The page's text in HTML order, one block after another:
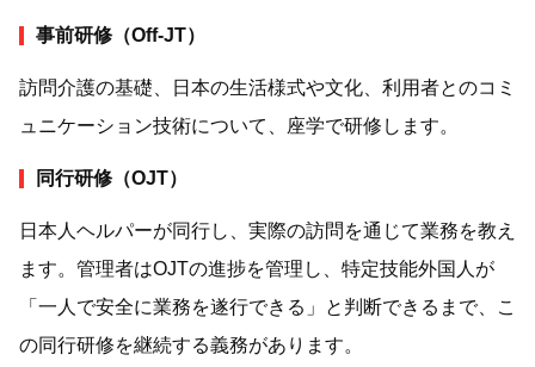
事前研修（Off-JT）
訪問介護の基礎、日本の生活様式や文化、利用者とのコミ
ュニケーション技術について、座学で研修します。
同行研修（OJT）
日本人ヘルパーが同行し、実際の訪問を通じて業務を教え
ます。管理者はOJTの進捗を管理し、特定技能外国人が
「一人で安全に業務を遂行できる」と判断できるまで、こ
の同行研修を継続する義務があります。